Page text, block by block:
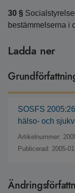
30 §
bestämmelserna i
Ladda ner
SOSFS
hälso- och
Artikelnummer:
Publicerad: 2005-